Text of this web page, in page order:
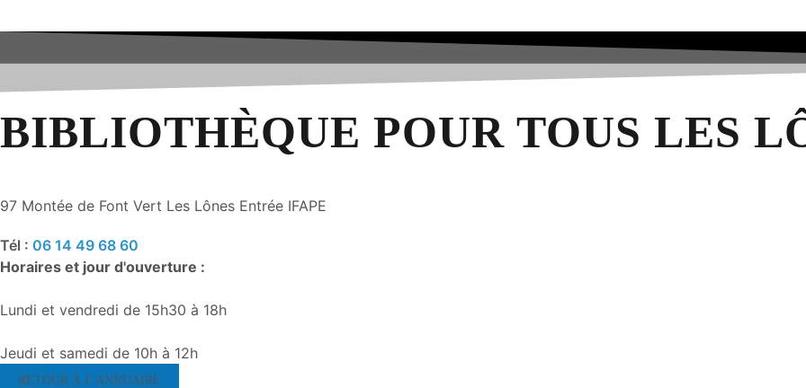
BIBLIOTHÈQUE POUR TOUS LES
97 Montée de Font Vert Les Lônes Entrée IFAPE
Tél : 06 14 49 68 60
Horaires et jour d'ouverture :
Lundi et vendredi de 15h30 à 18h
Jeudi et samedi de 10h à 12h
RETOUR À L'ANNUAIRE